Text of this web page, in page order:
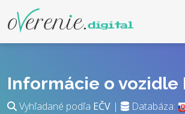
Informácie o vozidle
Vyhľadané podľa EČV | Databáza: